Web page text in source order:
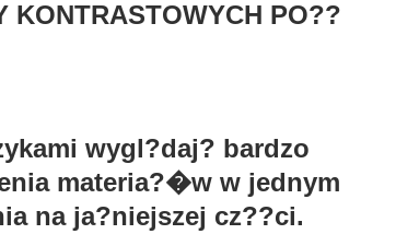
KONTRASTOWYCH PO??
wygl?daj? bardzo
materia?�w w jednym
na ja?niejszej cz??ci.